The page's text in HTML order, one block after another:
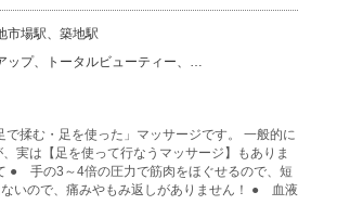
市場駅、築地駅
の他、リンパドレナージュ・リンパマッサージ、整体・矯正…
で揉む・足を使った」マッサージです。 一般的に
実は【足を使って行なうマッサージ】もありま
● 手の3～4倍の圧力で筋肉をほぐせるので、短
いので、痛みやもみ返しがありません！ ● 血液